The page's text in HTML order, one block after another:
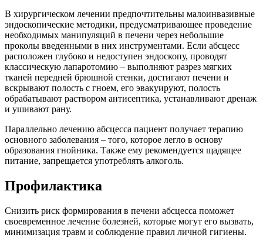
В хирургическом лечении предпочтительны малоинвазивные
эндоскопические методики, предусматривающее проведение
необходимых манипуляций в печени через небольшие
проколы введенными в них инструментами. Если абсцесс
расположен глубоко и недоступен эндоскопу, проводят
классическую лапаротомию – выполняют разрез мягких
тканей передней брюшной стенки, достигают печени и
вскрывают полость с гноем, его эвакуируют, полость
обрабатывают раствором антисептика, устанавливают дренаж
и ушивают рану.
Параллельно лечению абсцесса пациент получает терапию
основного заболевания – того, которое легло в основу
образования гнойника. Также ему рекомендуется щадящее
питание, запрещается употреблять алкоголь.
Профилактика
Снизить риск формирования в печени абсцесса поможет
своевременное лечение болезней, которые могут его вызвать,
минимизация травм и соблюдение правил личной гигиены.